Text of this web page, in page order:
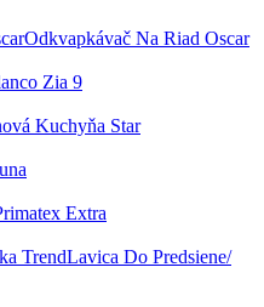
Odkvapkávač Na Riad Oscar
Zia 9
Kuchyňa Star
Extra
Lavica Do Predsiene/